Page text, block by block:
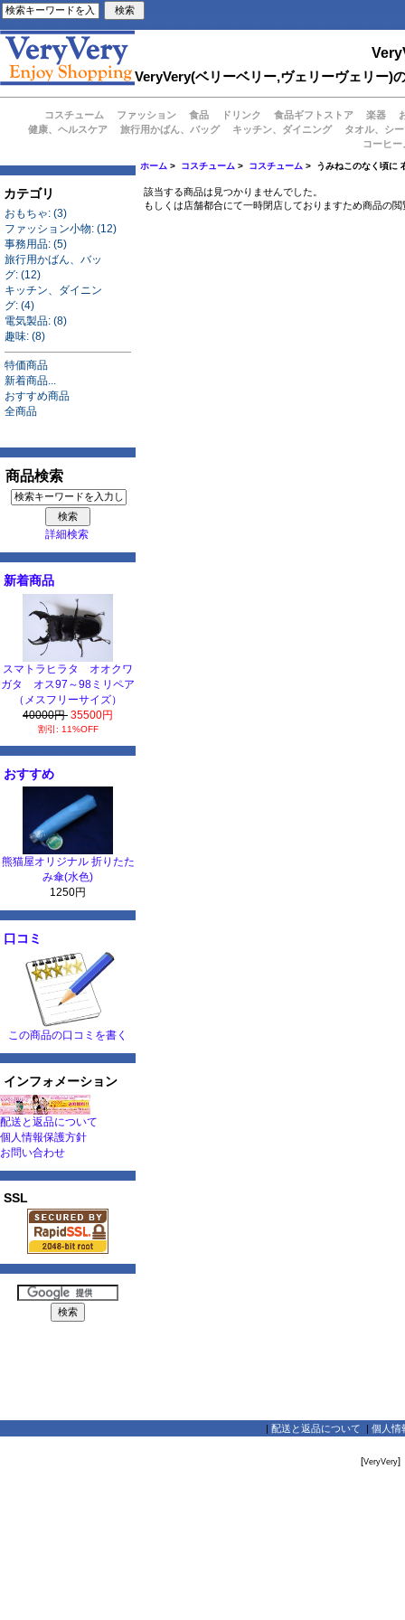
VeryVery(ベリーベリー,ヴェリーヴェリー)
コスチューム ファッション 食品 ドリンク 食品ギフトストア 楽器
健康、ヘルスケア
旅行用かばん、バッグ キッチン、ダイニング
タオル、シ
コーヒ
カテゴリ
おもちゃ: (3)
ファッション小物: (12)
事務用品: (5)
旅行用かばん、バッ
グ: (12)
キッチン、ダイニン
グ: (4)
電気製品: (8)
趣味: (8)
特価商品
新着商品...
おすすめ商品
全商品
商品検索
詳細検索
新着商品
スマトラヒラタ オオクワ
ガタ オス97～98ミリペア
（メスフリーサイズ）
40000円 35500円
割引: 11%OFF
おすすめ
熊猫屋オリジナル 折りたた
み傘(水色)
1250円
口コミ
この商品の口コミを書く
インフォメーション
配送と返品について
個人情報保護方針
お問い合わせ
SSL
ホーム > コスチューム > コスチューム > うみねこのなく頃に
該当する商品は見つかりませんでした。
もしくは店舗都合にて一時閉店しておりますため商品の
| 配送と返品について | 個人情
[VeryVery]